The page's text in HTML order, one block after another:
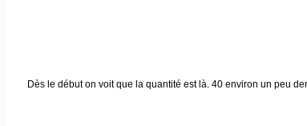
Dès le début on voit que la quantité est là. 40 environ un peu